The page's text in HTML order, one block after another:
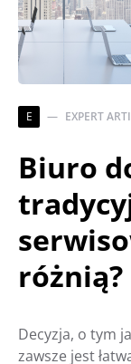
E EXPERT
Biuro
różnią?
Decyzja, o tym
zawsze jest